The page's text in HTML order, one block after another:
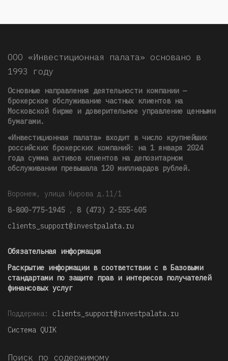
ООО «Инвестиционная палата» основано в
1993 году
Основные направления деятельности компании —
брокерское обслуживание частных клиентов на
Московской бирже и доверительное управление ценными
бумагами.
«Инвестиционная палата» входит в число крупнейших
российских брокерских компаний: на 1 января 2024
года сумма активов клиентов на депозитарном
обслуживании превышала 120 миллиардов рублей.
Воронеж, улица Кирова д.11/1
8-800-775-1945 , 8 (473) 2-555-605
clients_support@investpalata.ru
Обязательная информация
Раскрытие информации в соответствии с в Базовыми
стандартами по защите прав и интересов получателей
финансовых услуг
Поддержка: clients_support@investpalata.ru
Система QUIK
Поиск по содержимому